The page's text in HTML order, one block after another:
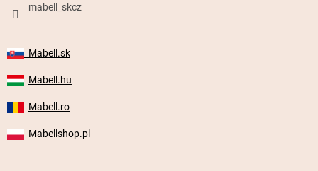
mabell_skcz
Mabell.sk
Mabell.hu
Mabell.ro
Mabellshop.pl